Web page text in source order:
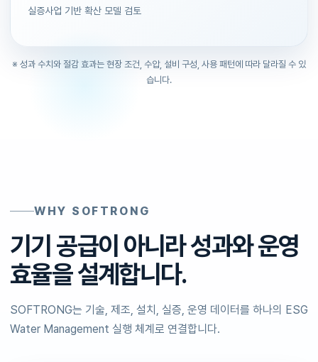
실증사업 기반 확산 모델 검토
※ 성과 수치와 절감 효과는 현장 조건, 수압, 설비 구성, 사용 패턴에 따라 달라질 수 있
습니다.
WHY SOFTRONG
기기 공급이 아니라 성과와 운영
효율을 설계합니다.
SOFTRONG는 기술, 제조, 설치, 실증, 운영 데이터를 하나의 ESG
Water Management 실행 체계로 연결합니다.